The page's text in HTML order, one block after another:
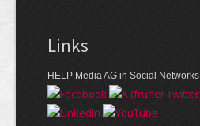
Links
HELP Media AG in Social Networks